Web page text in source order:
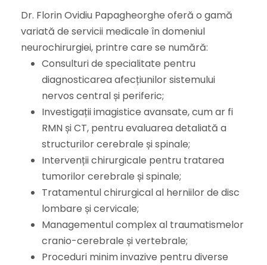
Dr. Florin Ovidiu Papagheorghe oferă o gamă
variată de servicii medicale în domeniul
neurochirurgiei, printre care se numără:
Consulturi de specialitate pentru
diagnosticarea afecțiunilor sistemului
nervos central și periferic;
Investigații imagistice avansate, cum ar fi
RMN și CT, pentru evaluarea detaliată a
structurilor cerebrale și spinale;
Intervenții chirurgicale pentru tratarea
tumorilor cerebrale și spinale;
Tratamentul chirurgical al herniilor de disc
lombare și cervicale;
Managementul complex al traumatismelor
cranio-cerebrale și vertebrale;
Proceduri minim invazive pentru diverse